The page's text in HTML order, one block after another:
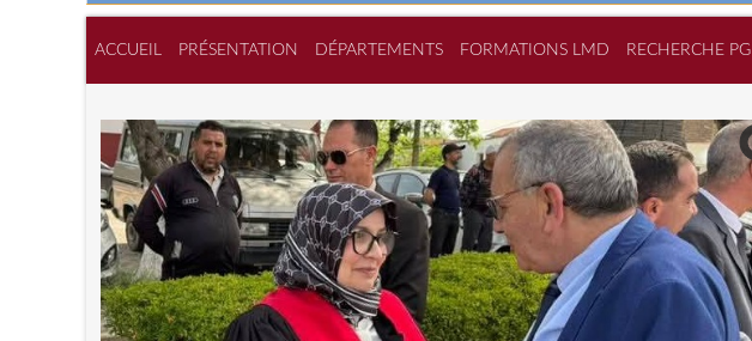
ACCUEIL PRÉSENTATION DÉPARTEMENTS FORMATIONS LMD RECHERCHE PG